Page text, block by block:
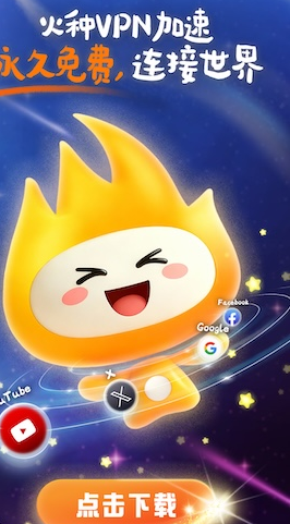
支持 [0] 反对[0]
支持[0] 反对
支持[0] 反对[0]
旋风加速器
软件中心 雷霆加速
狂飙加速器